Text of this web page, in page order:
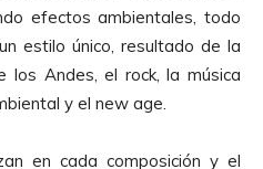
efectos ambientales, todo
estilo único, resultado de la
los Andes, el rock, la música
y el new age.
en cada composición y el